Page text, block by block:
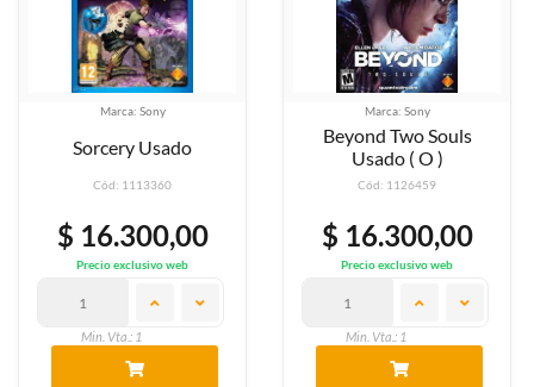
Marca: Sony
Sorcery Usado
Cód: 1113360
$ 16.300,00
Precio exclusivo web
Min. Vta.: 1
Marca: Sony
Beyond Two Souls
Usado ( O )
Cód: 1126459
$ 16.300,00
Precio exclusivo web
Min. Vta.: 1